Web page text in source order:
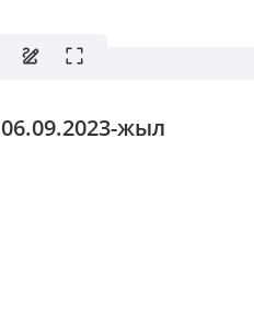
06.09.2023-жыл